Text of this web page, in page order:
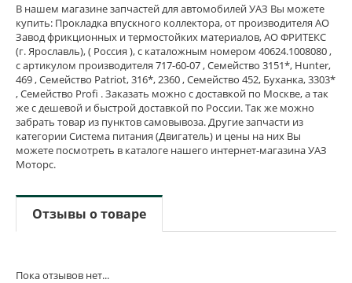
В нашем магазине запчастей для автомобилей УАЗ Вы можете
купить: Прокладка впускного коллектора, от производителя АО
Завод фрикционных и термостойких материалов, АО ФРИТЕКС
(г. Ярославль), ( Россия ), с каталожным номером 40624.1008080 ,
с артикулом производителя 717-60-07 , Семейство 3151*, Hunter,
469 , Семейство Patriot, 316*, 2360 , Семейство 452, Буханка, 3303*
, Семейство Profi . Заказать можно с доставкой по Москве, а так
же с дешевой и быстрой доставкой по России. Так же можно
забрать товар из пунктов самовывоза. Другие запчасти из
категории Система питания (Двигатель) и цены на них Вы
можете посмотреть в каталоге нашего интернет-магазина УАЗ
Моторс.
Отзывы о товаре
Пока отзывов нет...